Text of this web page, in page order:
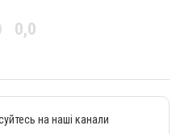
0,0
на наші канали